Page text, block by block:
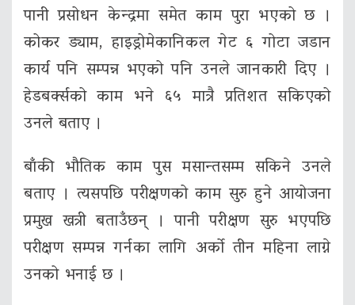
पानी प्रसोधन केन्द्रमा समेत काम पुरा भएको छ ।
कोकर ड्याम, हाइड्रोमेकानिकल गेट ६ गोटा जडान
कार्य पनि सम्पन्न भएको पनि उनले जानकारी दिए ।
हेडबर्क्सको काम भने ६५ मात्रै प्रतिशत सकिएको
उनले बताए ।
बाँकी भौतिक काम पुस मसान्तसम्म सकिने उनले
बताए । त्यसपछि परीक्षणको काम सुरु हुने आयोजना
प्रमुख खत्री बताउँछन् । पानी परीक्षण सुरु भएपछि
परीक्षण सम्पन्न गर्नका लागि अर्को तीन महिना लाग्ने
उनको भनाई छ ।